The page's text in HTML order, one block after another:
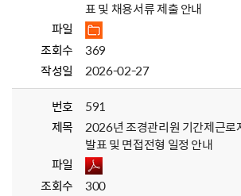
표 및 채용서류 제출 안내
파일
조회수
369
작성일
2026-02-27
번호
591
제목
2026년 조경관리원 기간제근로
발표 및 면접전형 일정 안내
파일
조회수
300